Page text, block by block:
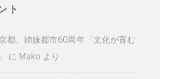
ト
都、姉妹都市60周年「文化が育む
に Mako より